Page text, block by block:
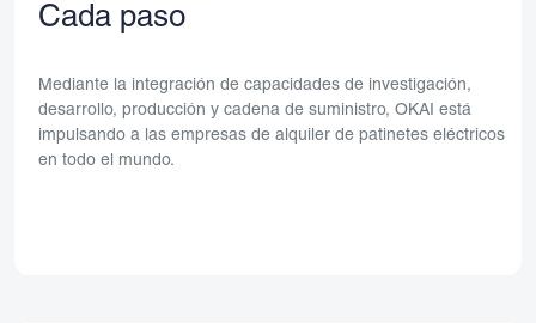
Cada paso
Mediante la integración de capacidades de investigación,
desarrollo, producción y cadena de suministro, OKAI está
impulsando a las empresas de alquiler de patinetes eléctricos
en todo el mundo.